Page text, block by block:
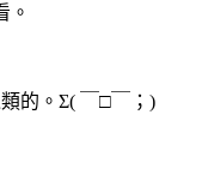
。
的。Σ( ￣□￣；)